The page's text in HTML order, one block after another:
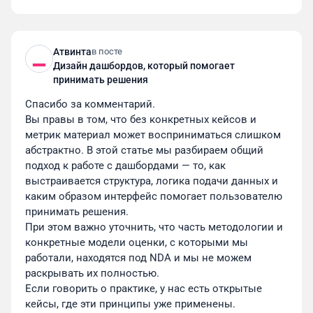
Например, на главной странице сайта клиники мы
разместили анимированного 3D-врача. Персонаж
олицетворяет заботливого и профессионального
доктора, который поможет справиться с недугом
и поддержит в процессе лечения. Плюс здесь
скрыта небольшая пасхалка — образ вдохновлен
генеральным директором клиники, что добавляет
ещё больше «души» и кастомизации персонажу.
К созданию сайта мы приступили после
разработки мобильного приложения клиники, где
можно записаться на прием онлайн, заплатить за
услуги и посмотреть свою медкарточку.
Атвинтав посте
Дизайн дашбордов, который помогает
принимать решения
Спасибо за комментарий.
Вы правы в том, что без конкретных кейсов и
метрик материал может восприниматься слишком
абстрактно. В этой статье мы разбираем общий
подход к работе с дашбордами — то, как
выстраивается структура, логика подачи данных и
каким образом интерфейс помогает пользователю
При этом важно уточнить, что часть методологии и
конкретные модели оценки, с которыми мы
работали, находятся под NDA и мы не можем
Если говорить о практике, у нас есть открытые
кейсы, где эти принципы уже применены.